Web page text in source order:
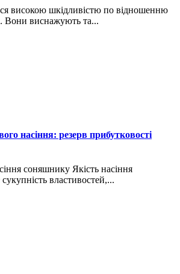
високою шкідливістю по відношенню
Вони виснажують та...
насіння: резерв прибутковості
соняшнику Якість насіння
властивостей,...